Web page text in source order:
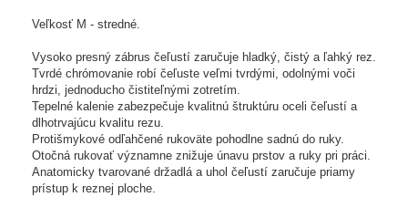
Veľkosť M - stredné.
Vysoko presný zábrus čeľustí zaručuje hladký, čistý a ľahký rez.
Tvrdé chrómovanie robí čeľuste veľmi tvrdými, odolnými voči
hrdzi, jednoducho čistiteľnými zotretím.
Tepelné kalenie zabezpečuje kvalitnú štruktúru oceli čeľustí a
dlhotrvajúcu kvalitu rezu.
Protišmykové odľahčené rukoväte pohodlne sadnú do ruky.
Otočná rukovať významne znižuje únavu prstov a ruky pri práci.
Anatomicky tvarované držadlá a uhol čeľustí zaručuje priamy
prístup k reznej ploche.